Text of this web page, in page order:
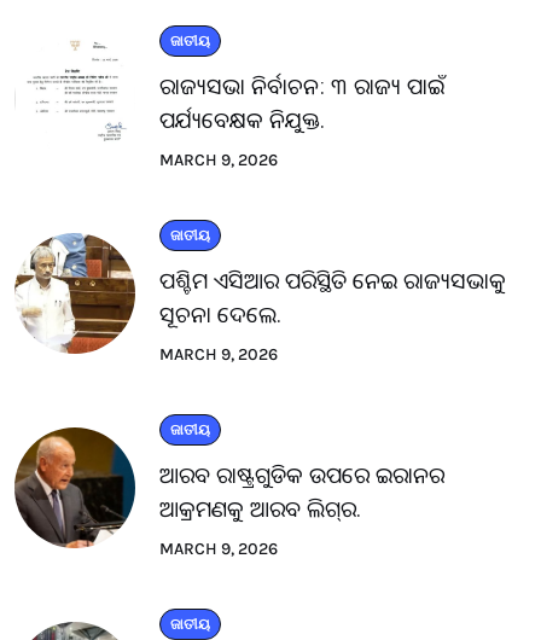
ଜାତୀୟ
ରାଜ୍ୟସଭା ନିର୍ବାଚନ: ୩ ରାଜ୍ୟ ପାଇଁ
ପର୍ଯ୍ୟବେକ୍ଷକ ନିଯୁକ୍ତ.
MARCH 9, 2026
ଜାତୀୟ
ପଶ୍ଚିମ ଏସିଆର ପରିସ୍ଥିତି ନେଇ ରାଜ୍ୟସଭାକୁ
ସୂଚନା ଦେଲେ.
MARCH 9, 2026
ଜାତୀୟ
ଆରବ ରାଷ୍ଟ୍ରଗୁଡିକ ଉପରେ ଇରାନର
ଆକ୍ରମଣକୁ ଆରବ ଲିଗ୍‌ର.
MARCH 9, 2026
ଜାତୀୟ